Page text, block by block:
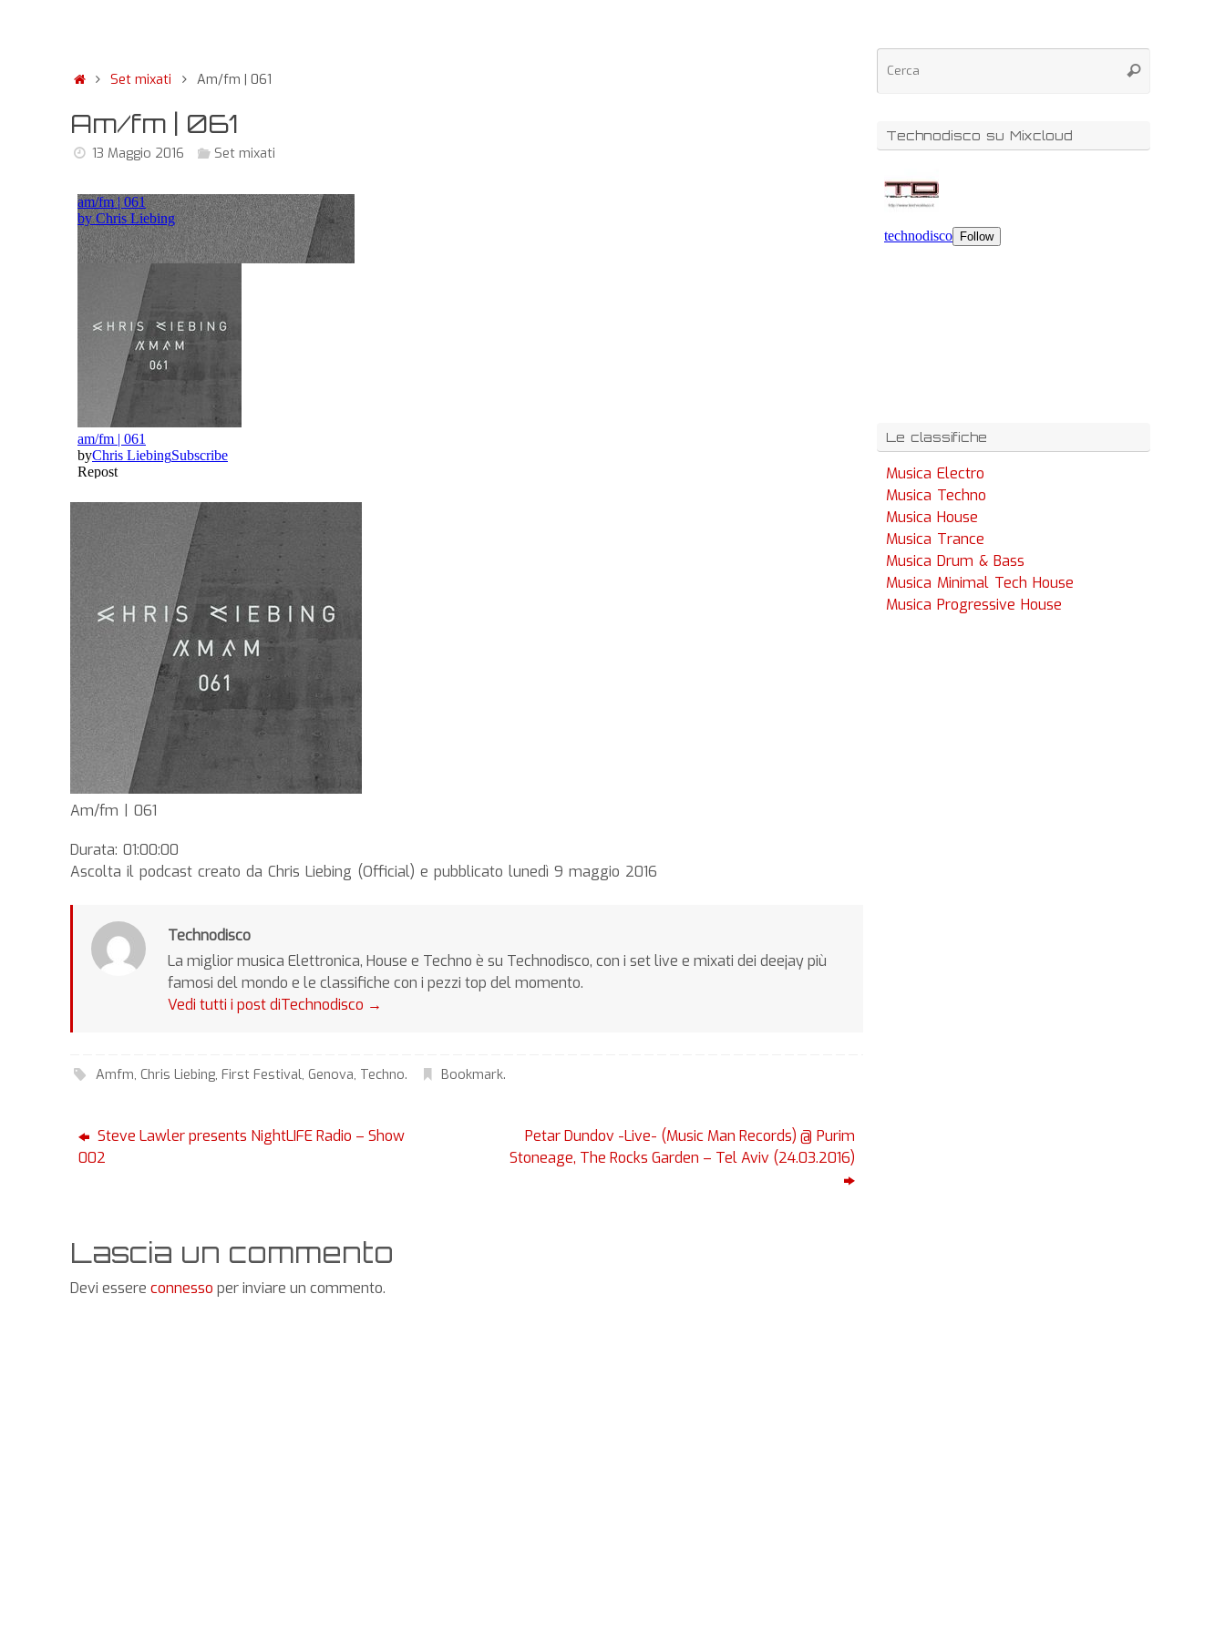
Set mixati Am/fm | 061
Am/fm | 061
13 Maggio 2016 Set mixati
Am/fm | 061
Durata: 01:00:00
Ascolta il podcast creato da Chris Liebing (Official) e pubblicato lunedì 9 maggio 2016
Technodisco
La miglior musica Elettronica, House e Techno è su Technodisco, con i set live e mixati dei deejay più
famosi del mondo e le classifiche con i pezzi top del momento.
Vedi tutti i post diTechnodisco →
Amfm, Chris Liebing,First Festival, Genova, Techno. Bookmark.
Steve Lawler presents NightLIFE Radio – Show
002
Petar Dundov -Live- (Music Man Records) @ Purim
Stoneage, The Rocks Garden – Tel Aviv (24.03.2016)
Lascia un commento
Devi essere connesso per inviare un commento.
Technodisco su Mixcloud
Le classifiche
Musica Electro
Musica Techno
Musica House
Musica Trance
Musica Drum & Bass
Musica Minimal Tech House
Musica Progressive House